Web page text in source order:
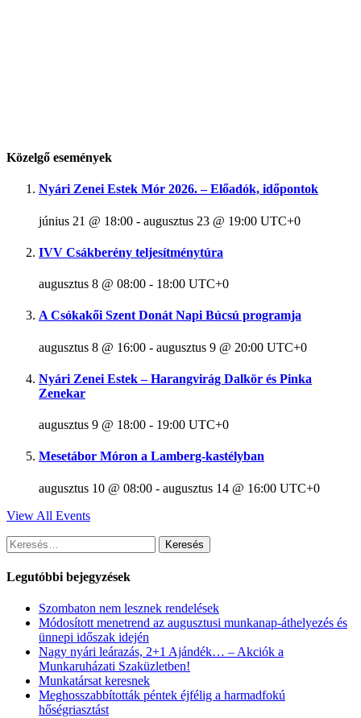
Közelgő események
Nyári Zenei Estek Mór 2026. – Előadók, időpontok
június 21 @ 18:00 - augusztus 23 @ 19:00 UTC+0
IVV Csákberény teljesítménytúra
augusztus 8 @ 08:00 - 18:00 UTC+0
A Csókakői Szent Donát Napi Búcsú programja
augusztus 8 @ 16:00 - augusztus 9 @ 20:00 UTC+0
Nyári Zenei Estek – Harangvirág Dalkör és Pinka
Zenekar
augusztus 9 @ 18:00 - 19:00 UTC+0
Mesetábor Móron a Lamberg-kastélyban
augusztus 10 @ 08:00 - augusztus 14 @ 16:00 UTC+0
View All Events
Keresés:
Legutóbbi bejegyzések
Szombaton nem lesznek rendelések
Módosított menetrend az augusztusi munkanap-áthelyezés és
ünnepi időszak idején
Nagy nyári leárazás, 2+1 Ajándék… – Akciók a
Munkaruházati Szaküzletben!
Munkatársat keresnek
Meghosszabbították péntek éjfélig a harmadfokú
hőségriasztást